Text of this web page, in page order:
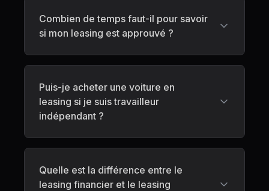
Combien de temps faut-il pour savoir
si mon leasing est approuvé ?
Puis-je acheter une voiture en
leasing si je suis travailleur
indépendant ?
Quelle est la différence entre le
leasing financier et le leasing